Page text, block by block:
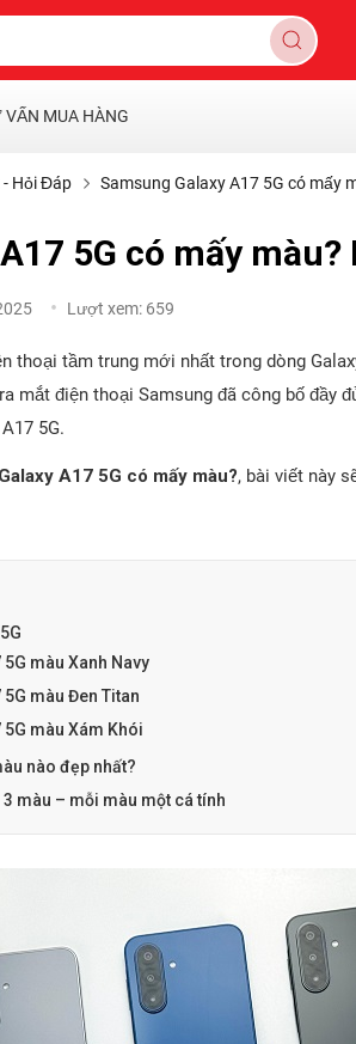
VẤN MUA HÀNG
Hỏi Đáp Samsung Galaxy A17 5G có mấy
5G có mấy
Lượt xem: 659
thoại tầm trung mới nhất trong dòng
mắt điện thoại Samsung đã công bố đầy
5G.
A17 5G có mấy màu?, bài viết này
màu Xanh Navy
màu Đen Titan
màu Xám Khói
nào đẹp nhất?
3 màu – mỗi màu một cá tính